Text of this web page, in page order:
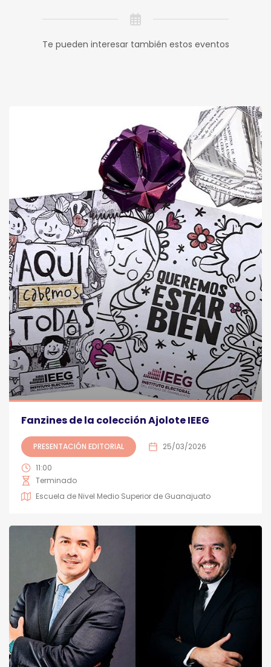
Te pueden interesar también estos eventos
Fanzines de la colección Ajolote IEEG
PRESENTACIÓN EDITORIAL 25/03/2026
11:00
Terminado
Escuela de Nivel Medio Superior de Guanajuato